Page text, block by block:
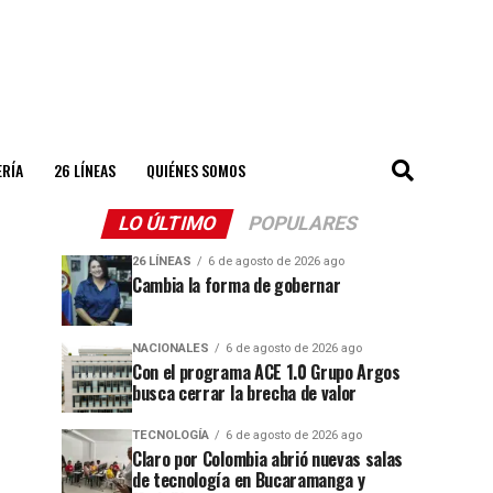
26 LÍNEAS QUIÉNES SOMOS
LO ÚLTIMO POPULARES
26 LÍNEAS 6 de agosto de 2026 ago
Cambia la forma de gobernar
NACIONALES 6 de agosto de 2026 ago
Con el programa ACE 1.0 Grupo Argos
busca cerrar la brecha de valor
TECNOLOGÍA 6 de agosto de 2026 ago
Claro por Colombia abrió nuevas salas
de tecnología en Bucaramanga y